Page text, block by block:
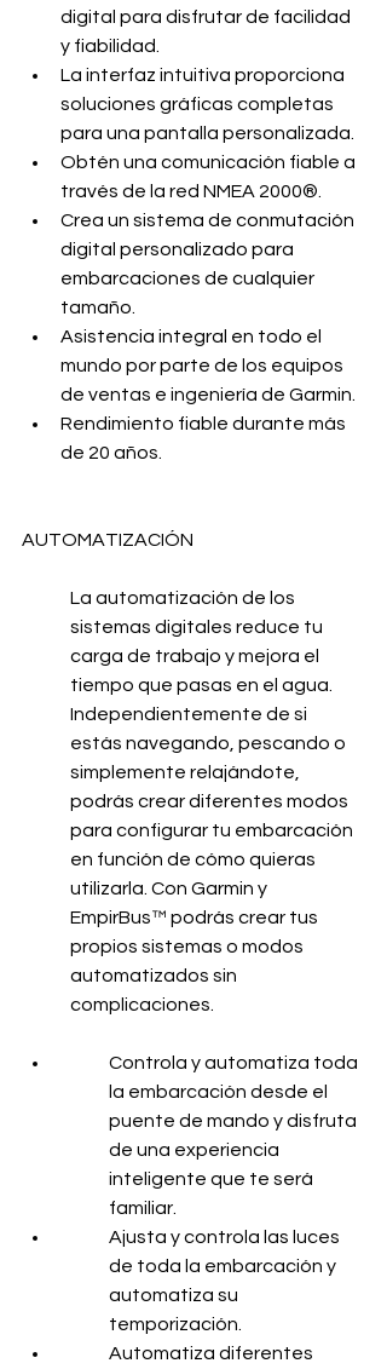
digital para disfrutar de facilidad
y fiabilidad.
La interfaz intuitiva proporciona
soluciones gráficas completas
para una pantalla personalizada.
Obtén una comunicación fiable a
través de la red NMEA 2000®.
Crea un sistema de conmutación
digital personalizado para
embarcaciones de cualquier
tamaño.
Asistencia integral en todo el
mundo por parte de los equipos
de ventas e ingeniería de Garmin.
Rendimiento fiable durante más
de 20 años.
AUTOMATIZACIÓN
La automatización de los
sistemas digitales reduce tu
carga de trabajo y mejora el
tiempo que pasas en el agua.
Independientemente de si
estás navegando, pescando o
simplemente relajándote,
podrás crear diferentes modos
para configurar tu embarcación
en función de cómo quieras
utilizarla. Con Garmin y
EmpirBus™ podrás crear tus
propios sistemas o modos
automatizados sin
complicaciones.
Controla y automatiza toda
la embarcación desde el
puente de mando y disfruta
de una experiencia
inteligente que te será
familiar.
Ajusta y controla las luces
de toda la embarcación y
automatiza su
temporización.
Automatiza diferentes